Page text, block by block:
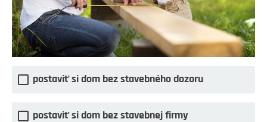
postaviť si dom bez stavebného dozoru
postaviť si dom bez stavebnej firmy